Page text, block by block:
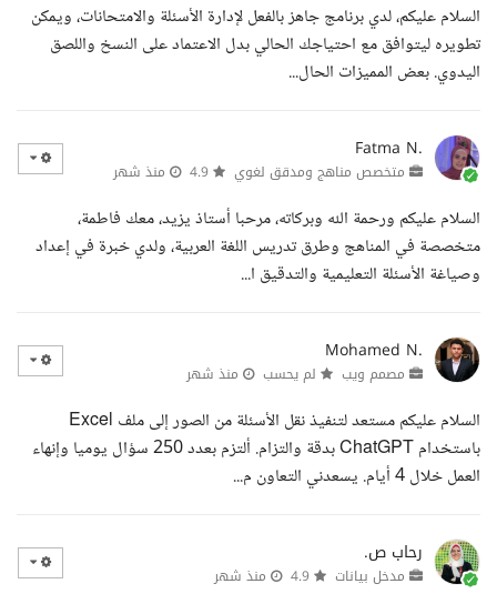
السلام عليكم، لدي برنامج جاهز بالفعل لإدارة الأسئلة والامتحانات، ويمكن
تطويره ليتوافق مع احتياجك الحالي بدل الاعتماد على النسخ واللصق
اليدوي. بعض المميزات الحال...
Fatma N.
متخصص مناهج ومدقق لغوي منذ شهر
السلام عليكم ورحمة الله وبركاته، مرحبا أستاذ يزيد، معك فاطمة،
متخصصة في المناهج وطرق تدريس اللغة العربية، ولدي خبرة في إعداد
وصياغة الأسئلة التعليمية والتدقيق ا...
Mohamed N.
مصمم ويب لم يحسب منذ شهر
السلام عليكم مستعد لتنفيذ نقل الأسئلة من الصور إلى ملف Excel
باستخدام ChatGPT بدقة والتزام. ألتزم بعدد 250 سؤال يوميا وإنهاء
العمل خلال 4 أيام. يسعدني التعاون م...
رحاب ص.
مدخل بيانات منذ شهر